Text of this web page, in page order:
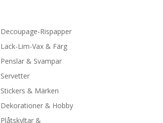
Decoupage-Rispapper
Lack-Lim-Vax & Färg
Penslar & Svampar
Servetter
Stickers & Märken
Dekorationer & Hobby
Plåtskyltar &